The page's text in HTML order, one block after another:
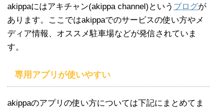
akippaにはアキチャン(akippa channel)という ブログが
あります。ここではakippaでのサービスの使い方やメ
ディア情報、オススメ駐車場などが発信されていま
す。
専用アプリが使いやすい
akippaのアプリの使い方については下記にまとめてま